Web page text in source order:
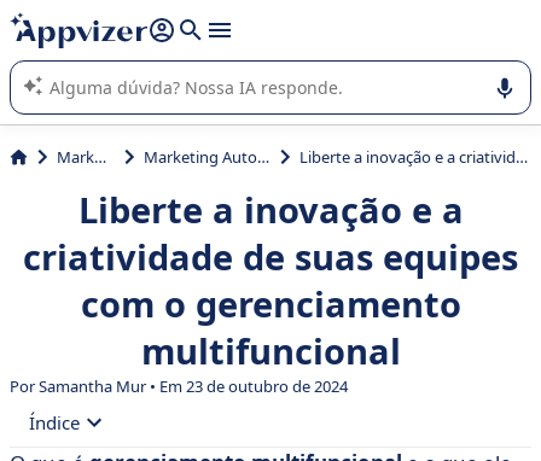
de nossa IA (várias linhas com
A IA do Appvizer o orienta no uso ou na seleção de software
SaaS para sua empresa.
Marketing Marketing Automation Liberte a inovação e a criatividade de suas equipes com o gerenciamento multifuncional
Liberte a inovação e a
criatividade de suas equipes
com o gerenciamento
multifuncional
Por Samantha Mur • Em 23 de outubro de 2024
Índice